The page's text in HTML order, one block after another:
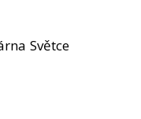
Světce